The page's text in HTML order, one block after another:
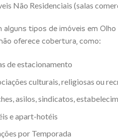
Não Residenciais (salas
alguns tipos de imóveis em Olho
oferece cobertura, como:
de estacionamento
culturais, religiosas ou
asilos, sindicatos,
e apart-hotéis
por Temporada